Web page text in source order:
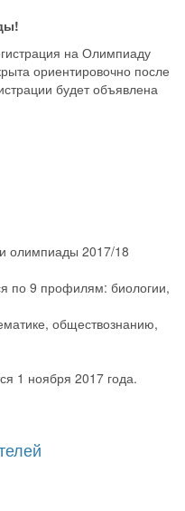
на Олимпиаду
ориентировочно после
будет объявлена
олимпиады 2017/18
по 9 профилям: биологии,
обществознанию,
1 ноября 2017 года.